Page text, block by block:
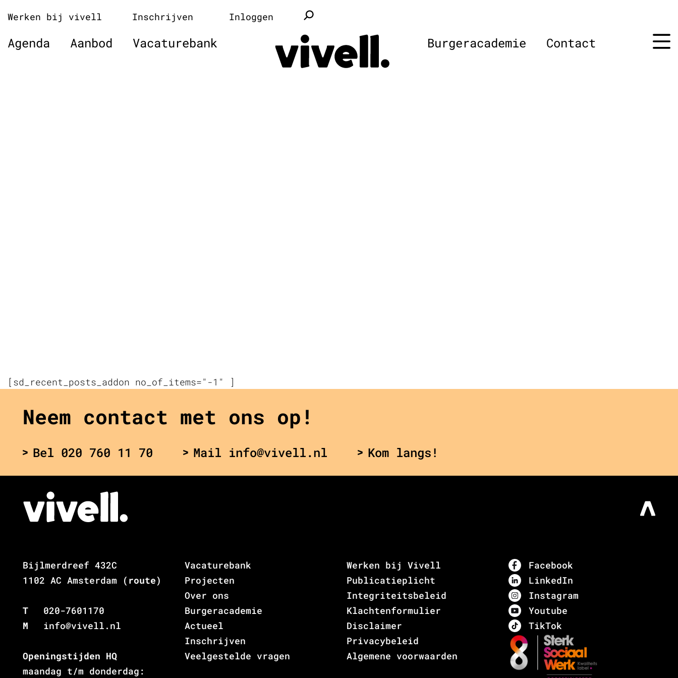
de
springen
Werken bij vivell Inschrijven Inloggen
Agenda Aanbod Vacaturebank Burgeracademie Contact
[sd_recent_posts_addon no_of_items="-1" ]
Neem contact met ons op!
Bel 020 760 11 70 Mail info@vivell.nl Kom langs!
Bijlmerdreef 432C
1102 AC Amsterdam
(route)
T
020-7601170
M
info@vivell.nl
Openingstijden HQ
maandag t/m donderdag:
Vacaturebank
Projecten
Over ons
Burgeracademie
Actueel
Inschrijven
Veelgestelde vragen
Werken bij Vivell
Publicatieplicht
Integriteitsbeleid
Klachtenformulier
Disclaimer
Privacybeleid
Algemene voorwaarden
Facebook
LinkedIn
Instagram
Youtube
TikTok